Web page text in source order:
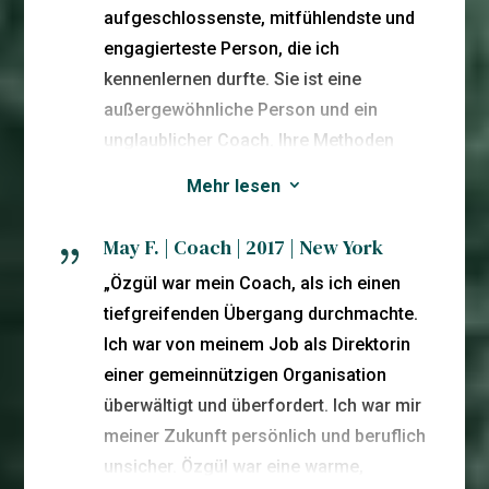
Sitzungen hat Özgül mir bewusst
gemacht, was mir am wichtigsten ist und
Leben integrieren kann. Darüber hinaus
meine innere Stimme höre, die mir sagt,
unschätzbarem Wert und hat es mir
ermöglicht, ein ausgeglicheneres Leben
zu führen.“
aufgeschlossenste, mitfühlendste und
engagierteste Person, die ich
kennenlernen durfte. Sie ist eine
außergewöhnliche Person und ein
unglaublicher Coach. Ihre Methoden
Authentizität aus entdecken konnte. Sie
war aufmerksam und in jeder unserer
Sitzungen voll präsent. Sie begegnete mir
immer auf meiner Ebene, mental und
emotional, und mit Freundlichkeit und
Mitgefühl.
Die Zusammenarbeit mit Özgül hat mir
Mehr lesen 3
{ May F. | Coach | 2017 | New York
„Özgül war mein Coach, als ich einen
tiefgreifenden Übergang durchmachte.
Ich war von meinem Job als Direktorin
einer gemeinnützigen Organisation
überwältigt und überfordert. Ich war mir
meiner Zukunft persönlich und beruflich
unsicher. Özgül war eine warme,